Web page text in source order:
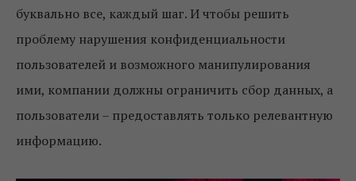
буквально все, каждый шаг. И чтобы решить
проблему нарушения конфиденциальности
пользователей и возможного манипулирования
ими, компании должны ограничить сбор данных, а
пользователи – предоставлять только релевантную
информацию.